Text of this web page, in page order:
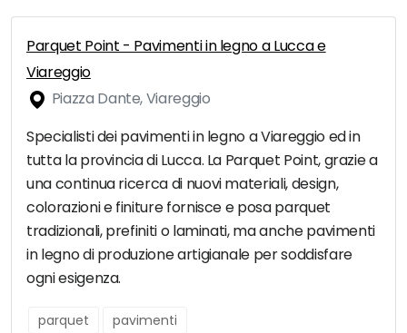
Parquet Point - Pavimenti in legno a Lucca e
Viareggio
Piazza Dante, Viareggio
Specialisti dei pavimenti in legno a Viareggio ed in
tutta la provincia di Lucca. La Parquet Point, grazie a
una continua ricerca di nuovi materiali, design,
colorazioni e finiture fornisce e posa parquet
tradizionali, prefiniti o laminati, ma anche pavimenti
in legno di produzione artigianale per soddisfare
ogni esigenza.
parquet pavimenti